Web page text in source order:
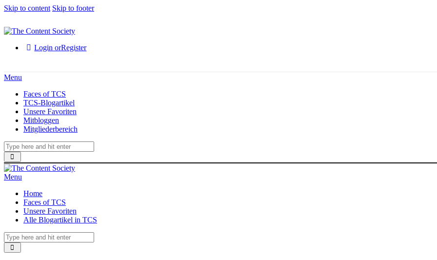
Skip to content Skip to footer
Login orRegister
Menu
Faces of TCS
TCS-Blogartikel
Unsere Favoriten
Mitbloggen
Mitgliederbereich
Menu
Home
Faces of TCS
Unsere Favoriten
Alle Blogartikel in TCS